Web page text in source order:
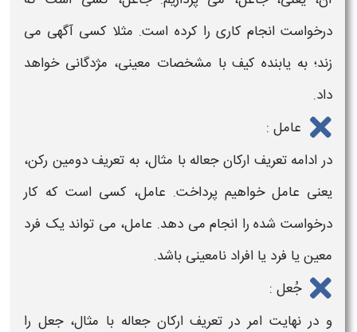
درخواست انجام کاری را کرده است. مثلا کسی آگهی می
زند؛ به یابنده کیف با مشخصات معینی، مژدگانی خواهد
داد.
عامل :
در ادامهتعریف ارکان جعاله با مثال، به تعریفدومین رکن،
یعنی عامل خواهیم پرداخت. عامل، کسی است که کار
درخواست شده را انجام می دهد. عامل، می تواند یک فرد
معین یا فرد یا افراد نامعینی باشد.
جُعل :
و در نهایت امر در تعریف ارکان جعاله با مثال، جعل را